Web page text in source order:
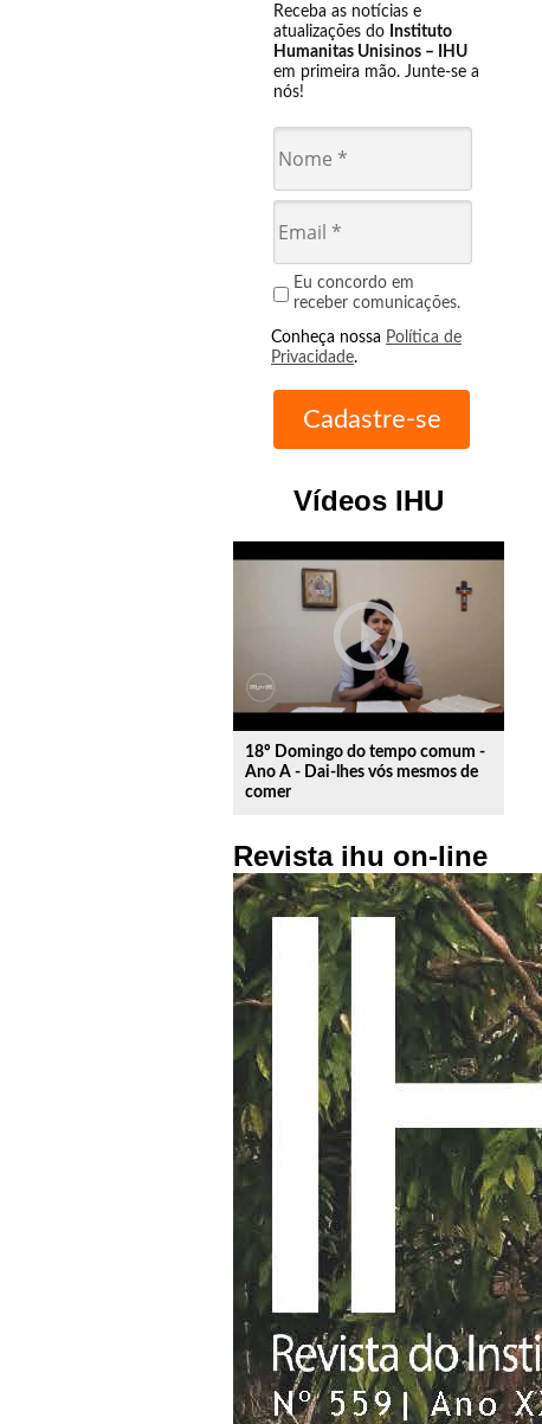
Receba as notícias e
atualizações do Instituto
Humanitas Unisinos – IHU
em primeira mão. Junte-se a
nós!
Eu concordo em
receber comunicações.
Conheça nossa Política de
Privacidade.
Vídeos IHU
play_circle_outline
18º Domingo do tempo comum -
Ano A - Dai-lhes vós mesmos de
comer
Revista ihu on-line